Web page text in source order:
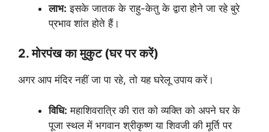
लाभ: इसके जातक के राहु-केतु के द्वारा होने जा रहे बुरे
प्रभाव शांत होते हैं।
2. मोरपंख का मुकुट (घर पर करें)
अगर आप मंदिर नहीं जा पा रहे, तो यह घरेलू उपाय करें।
विधि: महाशिवरात्रि की रात को व्यक्ति को अपने घर के
पूजा स्थल में भगवान श्रीकृष्ण या शिवजी की मूर्ति पर